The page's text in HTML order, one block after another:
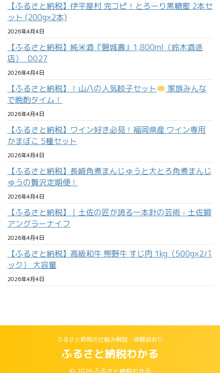
【ふるさと納税】伊平屋村 完コピ！とろーり黒糖蜜 2本セ
ット (200g×2本)
2026年4月4日
【ふるさと納税】純米酒『磐城壽』1,800ml（鈴木酒造
店）_D027
2026年4月4日
【ふるさと納税】！山八の人気餃子セット
家族みんな
で晩酌タイム！
2026年4月4日
【ふるさと納税】ワイン好き必見！福岡県産 ワイン専用
かまぼこ 5種セット
2026年4月4日
【ふるさと納税】長崎角煮まんじゅうと大とろ角煮まんじ
ゅうの贅沢定期便！
2026年4月4日
【ふるさと納税】｜土佐の匠が誇る一本針の芸術 - 土佐鍛
アングラーナイフ
2026年4月4日
【ふるさと納税】高級和牛 熊野牛 すじ肉 1kg（500g×2パ
ック） 大容量
2026年4月4日
ふるさと納税の仕組み解説・体験談あり
ふるさと納税わかる
© 2026 ふるさと納税わかる